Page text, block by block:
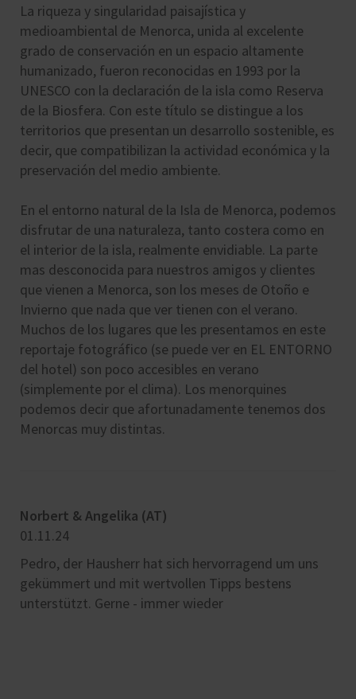
La riqueza y singularidad paisajística y
medioambiental de Menorca, unida al excelente
grado de conservación en un espacio altamente
humanizado, fueron reconocidas en 1993 por la
UNESCO con la declaración de la isla como Reserva
de la Biosfera. Con este título se distingue a los
territorios que presentan un desarrollo sostenible, es
decir, que compatibilizan la actividad económica y la
preservación del medio ambiente.
En el entorno natural de la Isla de Menorca, podemos
disfrutar de una naturaleza, tanto costera como en
el interior de la isla, realmente envidiable. La parte
mas desconocida para nuestros amigos y clientes
que vienen a Menorca, son los meses de Otoño e
Invierno que nada que ver tienen con el verano.
Muchos de los lugares que les presentamos en este
reportaje fotográfico (se puede ver en EL ENTORNO
del hotel) son poco accesibles en verano
(simplemente por el clima). Los menorquines
podemos decir que afortunadamente tenemos dos
Menorcas muy distintas.
Norbert & Angelika (AT)
01.11.24
Pedro, der Hausherr hat sich hervorragend um uns
gekümmert und mit wertvollen Tipps bestens
unterstützt. Gerne - immer wieder